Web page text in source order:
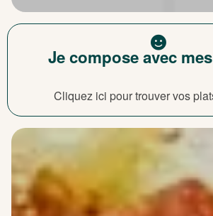
Je compose avec
Cliquez ici pour trouver vos